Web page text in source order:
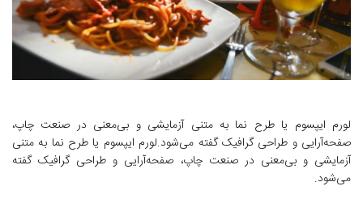
لورم ایپسوم یا طرح‌ نما به متنی آزمایشی و بی‌معنی در صنعت چاپ،
صفحه‌آرایی و طراحی گرافیک گفته می‌شود.لورم ایپسوم یا طرح‌ نما به متنی
آزمایشی و بی‌معنی در صنعت چاپ، صفحه‌آرایی و طراحی گرافیک گفته
می‌شود.